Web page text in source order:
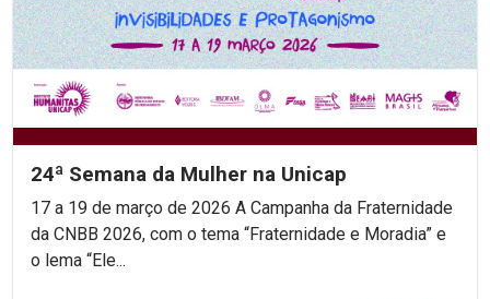
24ª Semana da Mulher na Unicap
17 a 19 de março de 2026 A Campanha da Fraternidade
da CNBB 2026, com o tema “Fraternidade e Moradia” e
o lema “Ele...